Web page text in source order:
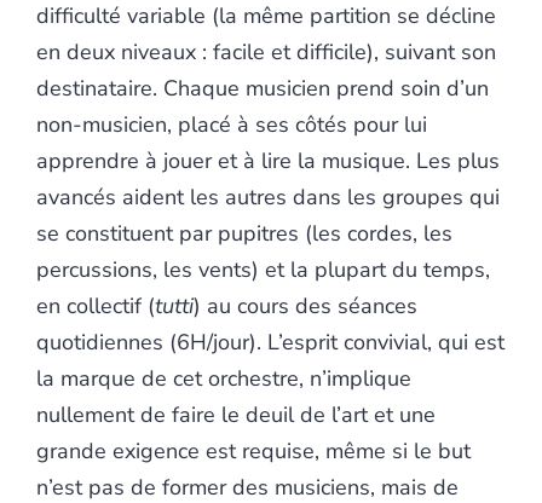
difficulté variable (la même partition se décline
en deux niveaux : facile et difficile), suivant son
destinataire. Chaque musicien prend soin d’un
non-musicien, placé à ses côtés pour lui
apprendre à jouer et à lire la musique. Les plus
avancés aident les autres dans les groupes qui
se constituent par pupitres (les cordes, les
percussions, les vents) et la plupart du temps,
en collectif (tutti) au cours des séances
quotidiennes (6H/jour). L’esprit convivial, qui est
la marque de cet orchestre, n’implique
nullement de faire le deuil de l’art et une
grande exigence est requise, même si le but
n’est pas de former des musiciens, mais de